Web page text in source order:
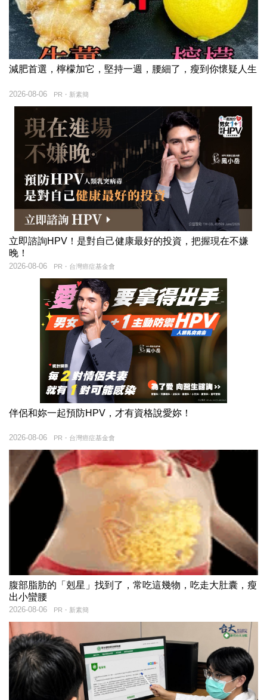
減肥首選，檸檬加它，堅持一週，腰細了，瘦到你懷疑人生
PR・新素簡
2026-08-06
立即諮詢HPV！是對自己健康最好的投資，把握現在不嫌
晚！
PR・台灣癌症基金會
2026-08-06
伴侶和妳一起預防HPV，才有資格說愛妳！
PR・台灣癌症基金會
2026-08-06
腹部脂肪的「剋星」找到了，常吃這幾物，吃走大肚囊，瘦
出小蠻腰
PR・新素簡
2026-08-06